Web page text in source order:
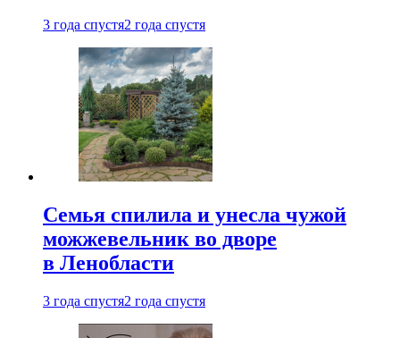
3 года спустя2 года спустя
Семья спилила и унесла чужой
можжевельник во дворе
в Ленобласти
3 года спустя2 года спустя